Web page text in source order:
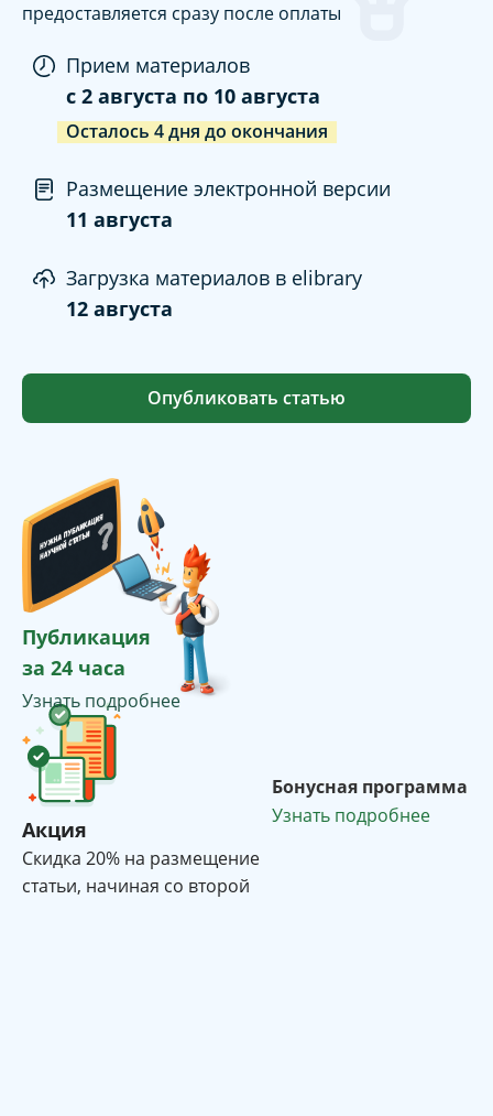
предоставляется сразу после оплаты
Прием материалов
c 2 августа по 10 августа
Осталось 4дня до окончания
Размещение электронной версии
11 августа
Загрузка материалов в elibrary
12 августа
Опубликовать статью
Публикация
за 24 часа
Узнать подробнее
Акция
Cкидка 20% на размещение
статьи, начиная со второй
Бонусная программа
Узнать подробнее